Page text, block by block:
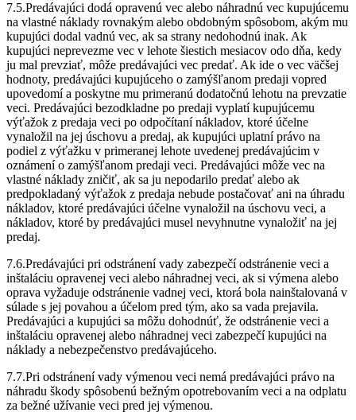
7.5.Predávajúci dodá opravenú vec alebo náhradnú vec kupujúcemu
na vlastné náklady rovnakým alebo obdobným spôsobom, akým mu
kupujúci dodal vadnú vec, ak sa strany nedohodnú inak. Ak
kupujúci neprevezme vec v lehote šiestich mesiacov odo dňa, kedy
ju mal prevziať, môže predávajúci vec predať. Ak ide o vec väčšej
hodnoty, predávajúci kupujúceho o zamýšľanom predaji vopred
upovedomí a poskytne mu primeranú dodatočnú lehotu na prevzatie
veci. Predávajúci bezodkladne po predaji vyplatí kupujúcemu
výťažok z predaja veci po odpočítaní nákladov, ktoré účelne
vynaložil na jej úschovu a predaj, ak kupujúci uplatní právo na
podiel z výťažku v primeranej lehote uvedenej predávajúcim v
oznámení o zamýšľanom predaji veci. Predávajúci môže vec na
vlastné náklady zničiť, ak sa ju nepodarilo predať alebo ak
predpokladaný výťažok z predaja nebude postačovať ani na úhradu
nákladov, ktoré predávajúci účelne vynaložil na úschovu veci, a
nákladov, ktoré by predávajúci musel nevyhnutne vynaložiť na jej
predaj.
7.6.Predávajúci pri odstránení vady zabezpečí odstránenie veci a
inštaláciu opravenej veci alebo náhradnej veci, ak si výmena alebo
oprava vyžaduje odstránenie vadnej veci, ktorá bola nainštalovaná v
súlade s jej povahou a účelom pred tým, ako sa vada prejavila.
Predávajúci a kupujúci sa môžu dohodnúť, že odstránenie veci a
inštaláciu opravenej alebo náhradnej veci zabezpečí kupujúci na
náklady a nebezpečenstvo predávajúceho.
7.7.Pri odstránení vady výmenou veci nemá predávajúci právo na
náhradu škody spôsobenú bežným opotrebovaním veci a na odplatu
za bežné užívanie veci pred jej výmenou.